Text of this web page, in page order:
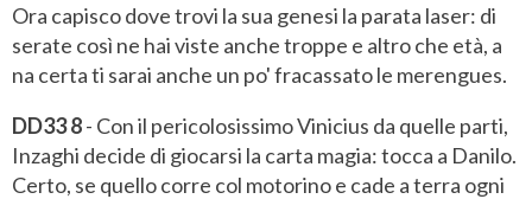
Ora capisco dove trovi la sua genesi la parata laser: di
serate così ne hai viste anche troppe e altro che età, a
na certa ti sarai anche un po' fracassato le merengues.
DD33 8- Con il pericolosissimo Vinicius da quelle parti,
Inzaghi decide di giocarsi la carta magia: tocca a Danilo.
Certo, se quello corre col motorino e cade a terra ogni